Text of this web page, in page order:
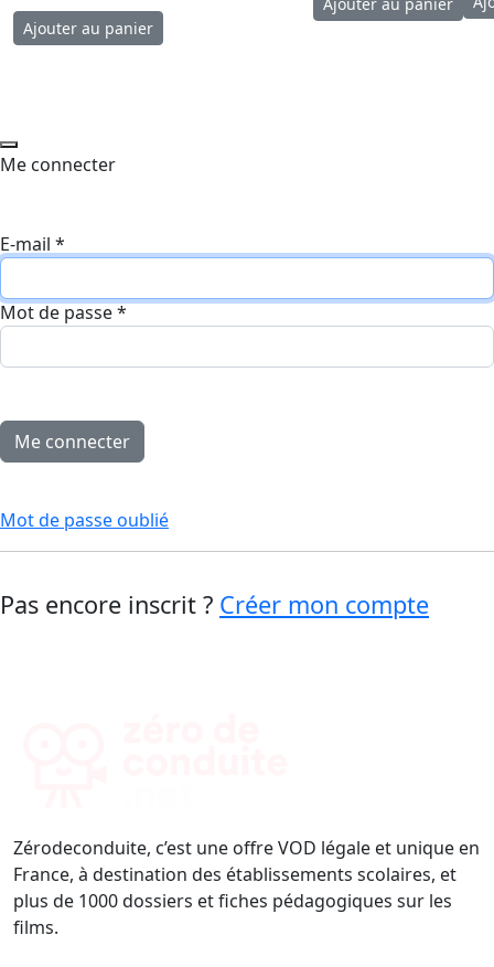
Me connecter
E-mail *
Mot de passe*
Mot de passe oublié
Pas encore inscrit ? Créer mon compte
Zérodeconduite, c’est une offre VOD légale et unique en
France, à destination des établissements scolaires, et
plus de 1000 dossiers et fiches pédagogiques sur les
films.